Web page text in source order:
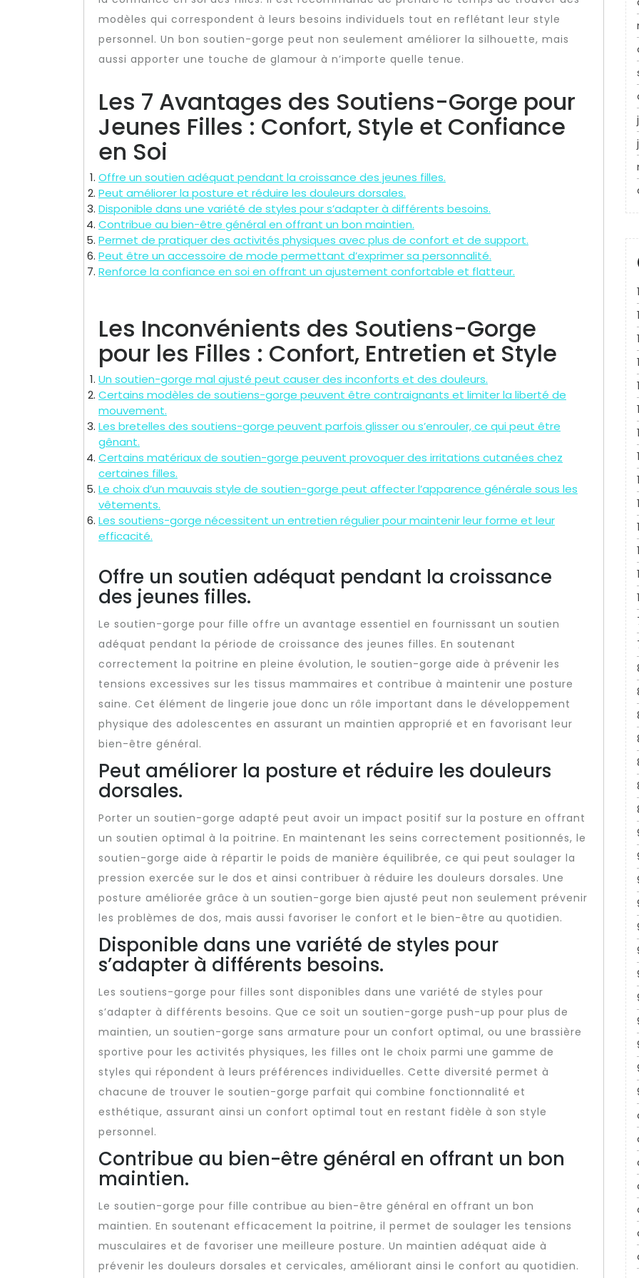
modèles qui correspondent à leurs besoins individuels tout en reflétant leur style
personnel. Un bon soutien-gorge peut non seulement améliorer la silhouette, mais
aussi apporter une touche de glamour à n’importe quelle tenue.
Les 7 Avantages des Soutiens-Gorge pour
Jeunes Filles : Confort, Style et Confiance
en Soi
Offre un soutien adéquat pendant la croissance des jeunes filles.
Peut améliorer la posture et réduire les douleurs dorsales.
Disponible dans une variété de styles pour s’adapter à différents besoins.
Contribue au bien-être général en offrant un bon maintien.
Permet de pratiquer des activités physiques avec plus de confort et de support.
Peut être un accessoire de mode permettant d’exprimer sa personnalité.
Renforce la confiance en soi en offrant un ajustement confortable et flatteur.
Les Inconvénients des Soutiens-Gorge
pour les Filles : Confort, Entretien et Style
Un soutien-gorge mal ajusté peut causer des inconforts et des douleurs.
Certains modèles de soutiens-gorge peuvent être contraignants et limiter la liberté de
mouvement.
Les bretelles des soutiens-gorge peuvent parfois glisser ou s’enrouler, ce qui peut être
gênant.
Certains matériaux de soutien-gorge peuvent provoquer des irritations cutanées chez
certaines filles.
Le choix d’un mauvais style de soutien-gorge peut affecter l’apparence générale sous les
vêtements.
Les soutiens-gorge nécessitent un entretien régulier pour maintenir leur forme et leur
efficacité.
Offre un soutien adéquat pendant la croissance
des jeunes filles.
Le soutien-gorge pour fille offre un avantage essentiel en fournissant un soutien
adéquat pendant la période de croissance des jeunes filles. En soutenant
correctement la poitrine en pleine évolution, le soutien-gorge aide à prévenir les
tensions excessives sur les tissus mammaires et contribue à maintenir une posture
saine. Cet élément de lingerie joue donc un rôle important dans le développement
physique des adolescentes en assurant un maintien approprié et en favorisant leur
bien-être général.
Peut améliorer la posture et réduire les douleurs
dorsales.
Porter un soutien-gorge adapté peut avoir un impact positif sur la posture en offrant
un soutien optimal à la poitrine. En maintenant les seins correctement positionnés, le
soutien-gorge aide à répartir le poids de manière équilibrée, ce qui peut soulager la
pression exercée sur le dos et ainsi contribuer à réduire les douleurs dorsales. Une
posture améliorée grâce à un soutien-gorge bien ajusté peut non seulement prévenir
les problèmes de dos, mais aussi favoriser le confort et le bien-être au quotidien.
Disponible dans une variété de styles pour
s’adapter à différents besoins.
Les soutiens-gorge pour filles sont disponibles dans une variété de styles pour
s’adapter à différents besoins. Que ce soit un soutien-gorge push-up pour plus de
maintien, un soutien-gorge sans armature pour un confort optimal, ou une brassière
sportive pour les activités physiques, les filles ont le choix parmi une gamme de
styles qui répondent à leurs préférences individuelles. Cette diversité permet à
chacune de trouver le soutien-gorge parfait qui combine fonctionnalité et
esthétique, assurant ainsi un confort optimal tout en restant fidèle à son style
personnel.
Contribue au bien-être général en offrant un bon
maintien.
Le soutien-gorge pour fille contribue au bien-être général en offrant un bon
maintien. En soutenant efficacement la poitrine, il permet de soulager les tensions
musculaires et de favoriser une meilleure posture. Un maintien adéquat aide à
prévenir les douleurs dorsales et cervicales, améliorant ainsi le confort au quotidien.